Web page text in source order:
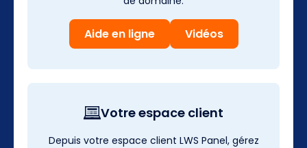
Aide en ligne Vidéos
Votre espace client
Depuis votre espace client LWS Panel, gérez